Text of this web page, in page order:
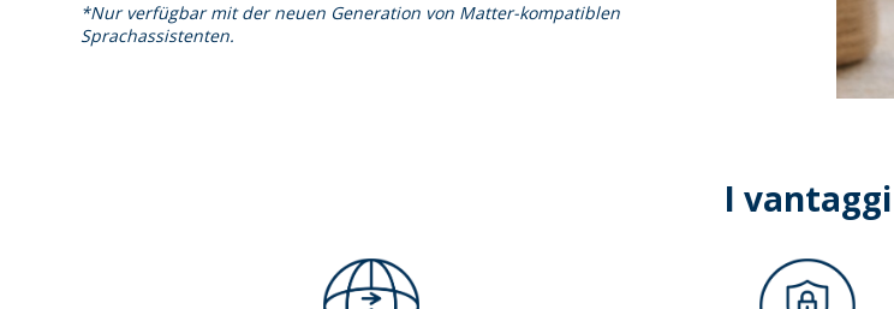
*Nur verfügbar mit der neuen Generation von Matter-kompatiblen
Sprachassistenten.
I vantaggi